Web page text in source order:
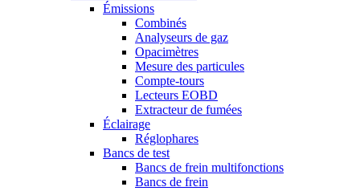
GammeÉmissions
Combinés
Analyseurs de gaz
Opacimètres
Mesure des particules
Compte-tours
Lecteurs EOBD
Extracteur de fumées
Éclairage
Réglophares
Bancs de test
Bancs de frein multifonctions
Bancs de frein